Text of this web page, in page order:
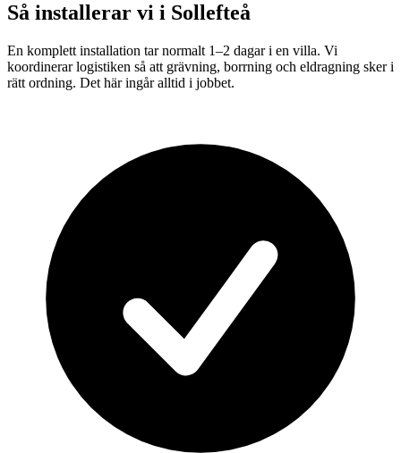
Så installerar vi i Sollefteå
En komplett installation tar normalt 1–2 dagar i en villa. Vi
koordinerar logistiken så att grävning, borrning och eldragning sker i
rätt ordning. Det här ingår alltid i jobbet.